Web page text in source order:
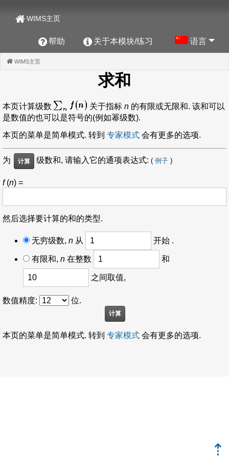
WIMS主页
帮助 关于本模块/练习 语言
WIMS主页
求和
本页计算级数 关于指标 n 的有限或无限和. 该和可以
是数值的也可以是符号的(例如幂级数).
本页的菜单是简单模式. 转到 专家模式 会有更多的选项.
为 级数和, 请输入它的通项表达式:(例子 )
f(n) =
然后选择要计算的和的类型.
无穷级数, n 从 开始 .
有限和, n 在整数 和
之间取值,
数值精度: 位.
本页的菜单是简单模式. 转到 专家模式 会有更多的选项.